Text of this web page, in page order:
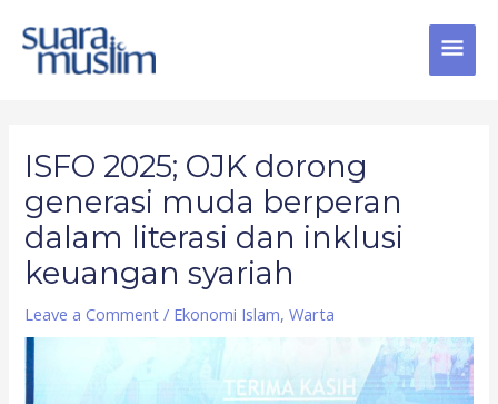
content
ISFO 2025; OJK dorong
generasi muda berperan
dalam literasi dan inklusi
keuangan syariah
Leave a Comment / Ekonomi Islam,Warta